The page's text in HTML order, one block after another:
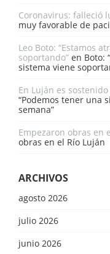
Coronavirus: falleció
muy favorable de
Leo Boto: “Estamos
soportando” en Boto:
sistema viene
En Luján es
“Podemos tener una
semana”
Empezaron obras en
obras en el Río Luján
ARCHIVOS
agosto 2026
julio 2026
junio 2026